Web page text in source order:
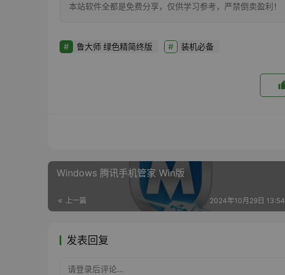
本站软件全都是免费分享，仅供学习参考，严禁倒卖盈利！
鲁大师 绿色精简终版 装机必备
Windows 腾讯手机管家 Win版
上一篇 2024年10月29日 13:54
发表回复
请登录后评论...